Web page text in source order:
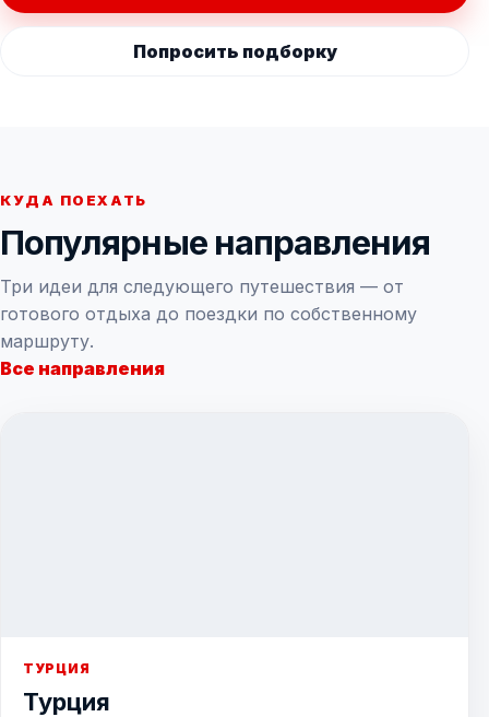
Попросить подборку
КУДА ПОЕХАТЬ
Популярные направления
Три идеи для следующего путешествия — от
готового отдыха до поездки по собственному
маршруту.
Все направления
ТУРЦИЯ
Турция